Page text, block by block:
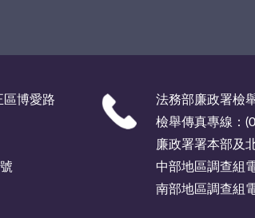
區博愛路
法務部廉政署檢
檢舉傳真專線：
廉政署署本部及
中部地區調查組
南部地區調查組